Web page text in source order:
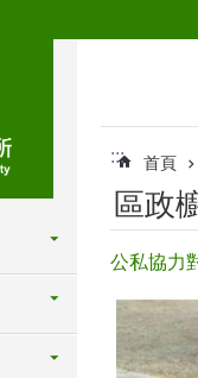
::: 首頁
區政
公私協力